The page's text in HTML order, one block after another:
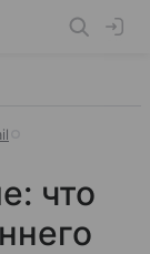
что